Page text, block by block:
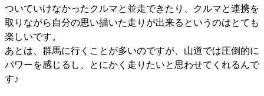
ついていけなかったクルマと並走できたり、クルマと連携を
取りながら自分の思い描いた走りが出来るというのはとても
楽しいです。
あとは、群馬に行くことが多いのですが、山道では圧倒的に
パワーを感じるし、とにかく走りたいと思わせてくれるんで
す♪